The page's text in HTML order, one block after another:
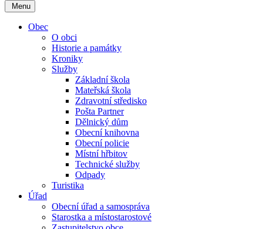
Menu
Obec
O obci
Historie a památky
Kroniky
Služby
Základní škola
Mateřská škola
Zdravotní středisko
Pošta Partner
Dělnický dům
Obecní knihovna
Obecní policie
Místní hřbitov
Technické služby
Odpady
Turistika
Úřad
Obecní úřad a samospráva
Starostka a místostarostové